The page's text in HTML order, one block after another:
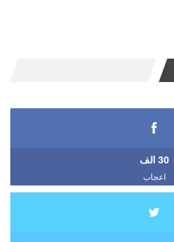
30 الف
اعجاب